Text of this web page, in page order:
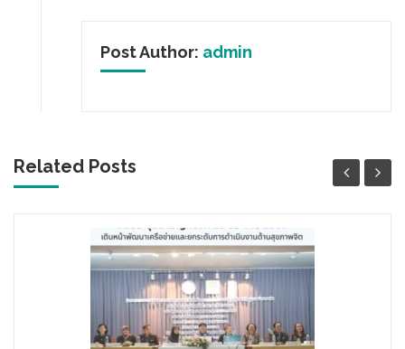
Post Author: admin
Related Posts